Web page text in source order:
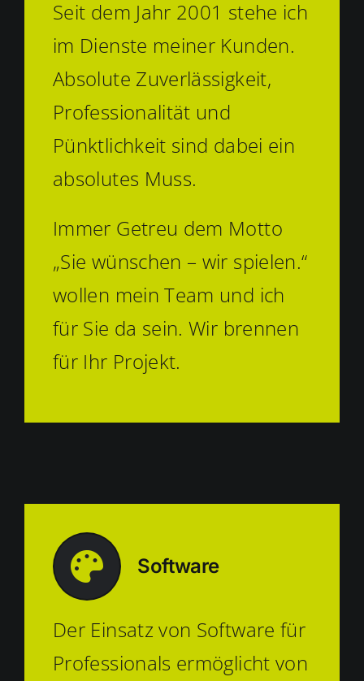
Seit dem Jahr 2001 stehe ich
im Dienste meiner Kunden.
Absolute Zuverlässigkeit,
Professionalität und
Pünktlichkeit sind dabei ein
absolutes Muss.
Immer Getreu dem Motto
„Sie wünschen – wir spielen.“
wollen mein Team und ich
für Sie da sein. Wir brennen
für Ihr Projekt.
Software
Der Einsatz von Software für
Professionals ermöglicht von